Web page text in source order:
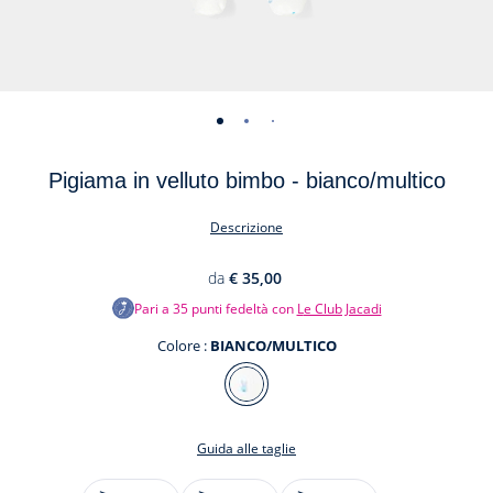
-
01 02 03
04 05
Pigiama in velluto bimbo - bianco/multico
Descrizione
da € 35,00
Pari a 35punti fedeltà con Le Club Jacadi
Colore : BIANCO/MULTICO
Colore
BIANCO/MULTICO
Guida alle taglie
Taglia